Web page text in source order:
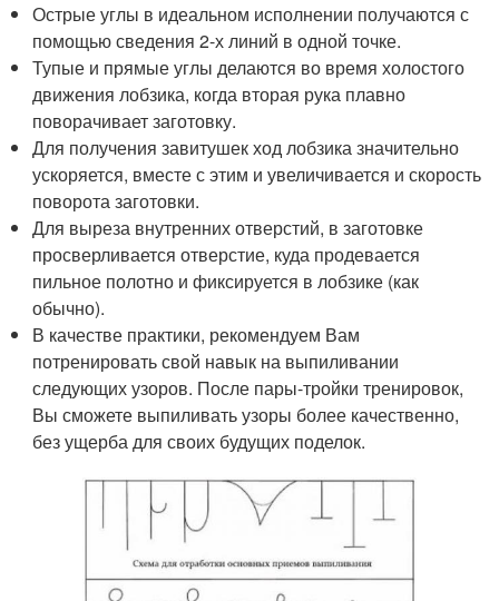
Острые углы в идеальном исполнении получаются с
помощью сведения 2-х линий в одной точке.
Тупые и прямые углы делаются во время холостого
движения лобзика, когда вторая рука плавно
поворачивает заготовку.
Для получения завитушек ход лобзика значительно
ускоряется, вместе с этим и увеличивается и скорость
поворота заготовки.
Для выреза внутренних отверстий, в заготовке
просверливается отверстие, куда продевается
пильное полотно и фиксируется в лобзике (как
обычно).
В качестве практики, рекомендуем Вам
потренировать свой навык на выпиливании
следующих узоров. После пары-тройки тренировок,
Вы сможете выпиливать узоры более качественно,
без ущерба для своих будущих поделок.